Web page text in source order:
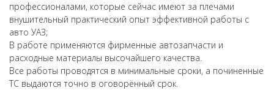
профессионалами, которые сейчас имеют за плечами
внушительный практический опыт эффективной работы с
авто УАЗ;
В работе применяются фирменные автозапчасти и
расходные материалы высочайшего качества.
Все работы проводятся в минимальные сроки, а починенные
ТС выдаются точно в оговорённый срок.